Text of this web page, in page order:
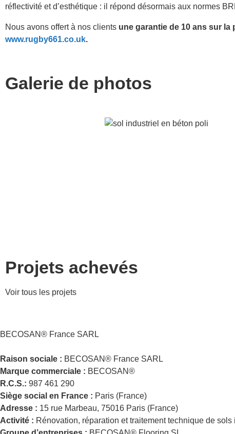
réflectivité et d’esthétique : il répond désormais aux normes
Nous avons offert à nos clients une garantie de 10 ans sur la
www.rugby661.co.uk.
Galerie de photos
Projets achevés
Voir tous les projets
BECOSAN® France SARL
Raison sociale : BECOSAN® France SARL
Marque commerciale : BECOSAN®
R.C.S.: 987 461 290
Siège social en France : Paris (France)
Adresse : 15 rue Marbeau, 75016 Paris (France)
Activité : Rénovation, réparation et traitement technique de